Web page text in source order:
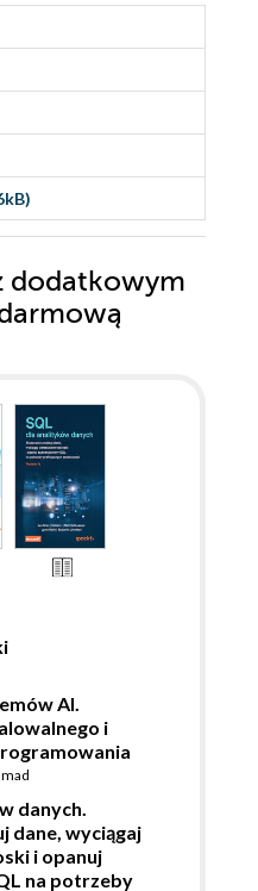
dodatkowym
AI.
i
danych.
dane, wyciągaj
i opanuj
na potrzeby